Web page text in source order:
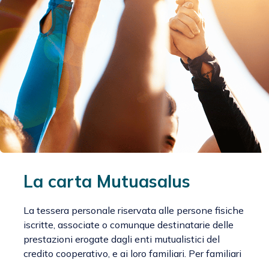
La carta Mutuasalus
La tessera personale riservata alle persone fisiche
iscritte, associate o comunque destinatarie delle
prestazioni erogate dagli enti mutualistici del
credito cooperativo, e ai loro familiari. Per familiari